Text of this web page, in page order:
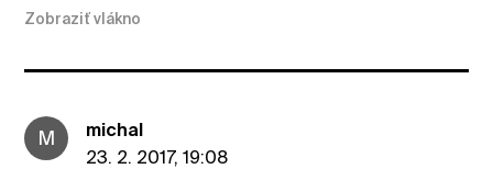
Zobraziť vlákno
M
michal
23. 2. 2017, 19:08